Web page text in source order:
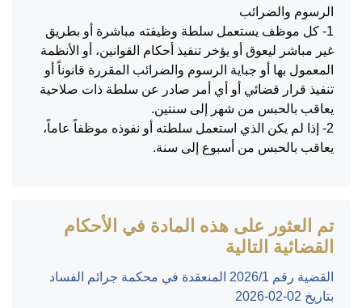
الرسوم والضرائب
1- كل موظف يستعمل سلطة وظيفته مباشرة أو بطريق
غير مباشر ليعوق أو يؤخر تنفيذ أحكام القوانين، أو الأنظمة
المعمول بها أو جباية الرسوم والضرائب المقررة قانوناً أو
تنفيذ قرار قضائي أو أي أمر صادر عن سلطة ذات صلاحية
يعاقب بالحبس من شهر إلى سنتين.
2- إذا لم يكن الذي استعمل سلطته أو نفوذه موظفاً عاماً،
يعاقب بالحبس من أسبوع إلى سنة.
تم العثور على هذه المادة في الأحكام
القضائية التالية
القضية رقم ‎1‏/‎2026‏ المنعقدة في محكمة جرائم الفساد
بتاريخ ‎2026-02-02‏